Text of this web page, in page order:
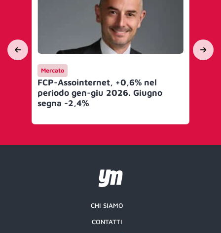
Mercato
FCP-Assointernet, +0,6% nel
periodo gen-giu 2026. Giugno
segna -2,4%
CHI SIAMO
CONTATTI